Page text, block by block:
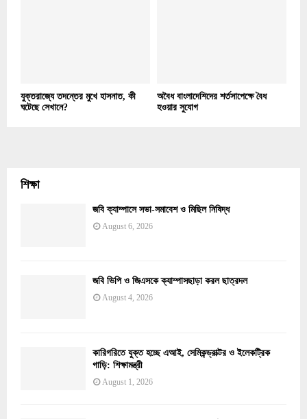
যুক্তরাজ্যে তদন্তের মুখে হাসনাত, কী
ঘটেছে সেখানে?
অবৈধ বাংলাদেশিদের শর্তসাপেক্ষে বৈধ
হওয়ার সুযোগ
শিক্ষা
জবি ক্যাম্পাসে সভা-সমাবেশ ও মিছিল নিষিদ্ধ
August 6, 2026
জবি ভিপি ও জিএসকে ক্যাম্পাসছাড়া করল ছাত্রদল
August 4, 2026
কারিগরিতে যুক্ত হচ্ছে এআই, সেমিকন্ড্রাক্টর ও ইলেকট্রিক
গাড়ি: শিক্ষামন্ত্রী
August 1, 2026